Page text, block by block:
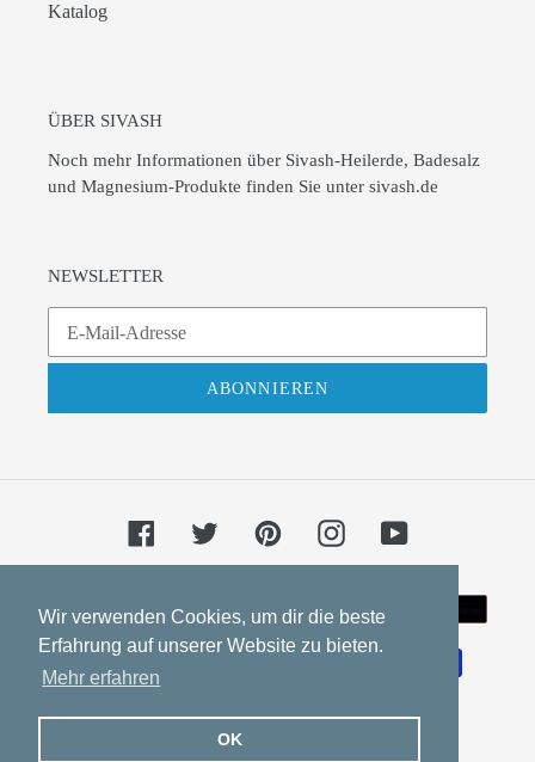
Wir verwenden Cookies, um dir die beste
Erfahrung auf unserer Website zu bieten.
Mehr erfahren
OK
Katalog
ÜBER SIVASH
Noch mehr Informationen über Sivash-Heilerde, Badesalz
und Magnesium-Produkte finden Sie unter sivash.de
NEWSLETTER
ABONNIEREN
FacebookTwitter PinterestInstagramYouTube
© 2026,